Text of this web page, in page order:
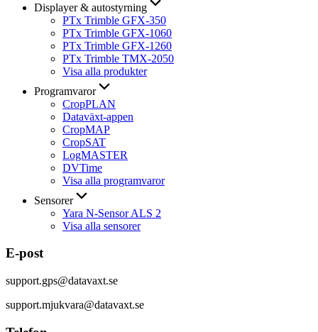
Displayer & autostyrning
PTx Trimble GFX-350
PTx Trimble GFX-1060
PTx Trimble GFX-1260
PTx Trimble TMX-2050
Visa alla produkter
Programvaror
CropPLAN
Dataväxt-appen
CropMAP
CropSAT
LogMASTER
DVTime
Visa alla programvaror
Sensorer
Yara N-Sensor ALS 2
Visa alla sensorer
E-post
support.gps@datavaxt.se
support.mjukvara@datavaxt.se